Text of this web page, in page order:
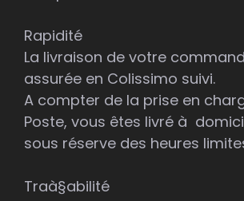
Rapidité
La livraison de votre
assurée en Colissimo suivi.
A compter de la prise en
Poste, vous êtes livré à
sous réserve des heures
Traà§abilité